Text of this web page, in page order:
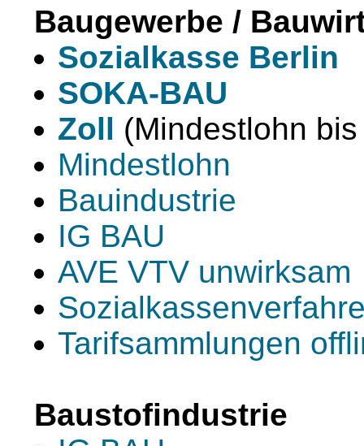
Baugewerbe /
Sozialkasse Berlin
SOKA-BAU
Zoll (Mindestlohn
Mindestlohn
Bauindustrie
IG BAU
AVE VTV unwirksam
Tarifsammlungen
Baustofindustrie